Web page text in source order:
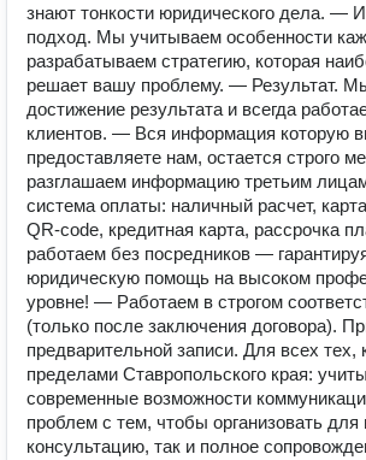
знают тонкости юридического дела. —
подход. Мы учитываем особенности
разрабатываем стратегию, которая
решает вашу проблему. — Результат.
достижение результата и всегда
клиентов. — Вся информация которую
предоставляете нам, остается строго
разглашаем информацию третьим
система оплаты: наличный расчет,
QR-code, кредитная карта, рассрочка
работаем без посредников —
юридическую помощь на высоком
уровне! — Работаем в строгом
(только после заключения договора).
предварительной записи. Для всех тех,
пределами Ставропольского края:
современные возможности
проблем с тем, чтобы организовать для
консультацию, так и полное